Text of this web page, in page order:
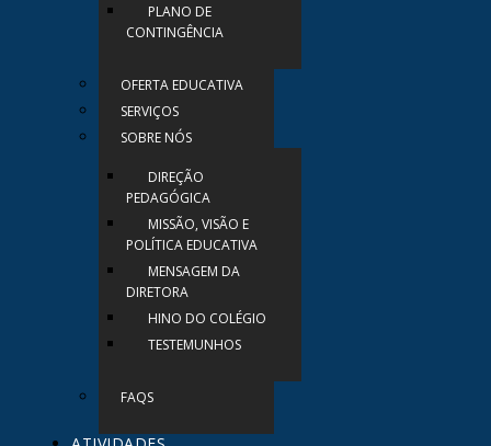
PLANO DE
CONTINGÊNCIA
OFERTA EDUCATIVA
SERVIÇOS
SOBRE NÓS
DIREÇÃO
PEDAGÓGICA
MISSÃO, VISÃO E
POLÍTICA EDUCATIVA
MENSAGEM DA
DIRETORA
HINO DO COLÉGIO
TESTEMUNHOS
FAQS